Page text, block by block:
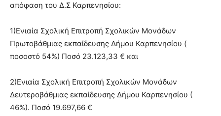
απόφαση του Δ.Σ Καρπενησίου:
1)Ενιαία Σχολική Επιτροπή Σχολικών Μονάδων
Πρωτοβάθμιας εκπαίδευσης Δήμου Καρπενησίου (
ποσοστό 54%) Ποσό 23.123,33 € και
2)Ενιαία Σχολική Επιτροπή Σχολικών Μονάδων
Δευτεροβάθμιας εκπαίδευσης Δήμου Καρπενησίου (
46%). Ποσό 19.697,66 €